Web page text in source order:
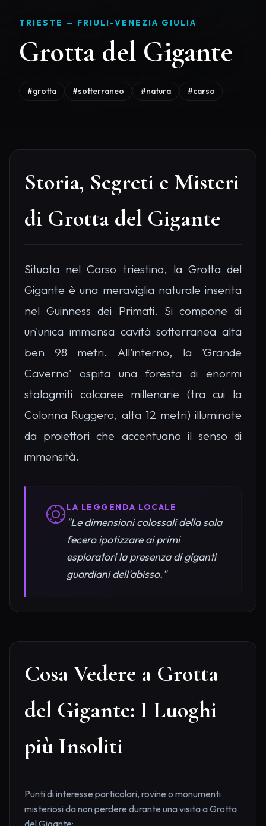
TRIESTE — FRIULI-VENEZIA GIULIA
Grotta del Gigante
#grotta #sotterraneo #natura #carso
Storia, Segreti e Misteri
di Grotta del Gigante
Situata nel Carso triestino, la Grotta del
Gigante è una meraviglia naturale inserita
nel Guinness dei Primati. Si compone di
un'unica immensa cavità sotterranea alta
ben 98 metri. All'interno, la 'Grande
Caverna' ospita una foresta di enormi
stalagmiti calcaree millenarie (tra cui la
Colonna Ruggero, alta 12 metri) illuminate
da proiettori che accentuano il senso di
immensità.
LA LEGGENDA LOCALE
"Le dimensioni colossali della sala
fecero ipotizzare ai primi
esploratori la presenza di giganti
guardiani dell'abisso."
Cosa Vedere a Grotta
del Gigante: I Luoghi
più Insoliti
Punti di interesse particolari, rovine o monumenti
misteriosi da non perdere durante una visita a Grotta
del Gigante: